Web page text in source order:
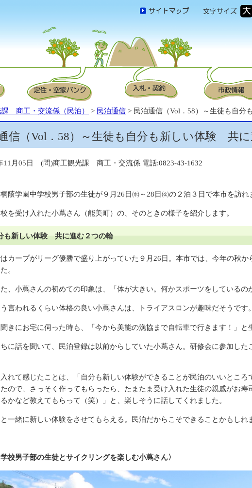
課 商工・交流係（民泊） > 民泊通信 > 民泊通信（Vol．58）～生徒も自
信（Vol．58）～生徒も自分も新しい体験 共に
11月05日 (問)商工観光課 商工・交流係 電話:0823-43-1632
蔭学園中学校男子部の生徒が９月26日㈬～28日㈮の２泊３日で本市を訪れ
を受け入れた小蔦さん（能美町）の、そのときの様子を紹介します。
も新しい体験 共に進む２つの輪
カープがリーグ優勝で盛り上がっていた９月26日。本市では、今年の秋
。
、小蔦さんの初めての印象は、「体が大きい。何かスポーツをしているの
言われるくらい体格の良い小蔦さんは、トライアスロンが趣味だそうです。
きにお宅に伺った時も、「今から美能の漁協まで自転車で行きます！」
に話を聞いて、民泊登録は以前からしていた小蔦さん。研修会に参加し
れて感じたことは、「自分も新しい体験ができることが民泊のいいとこ
ので、さっそく作ってもらったら、たまたま受け入れた生徒の親戚がお
かなど教えてもらって（笑）」と、楽しそうに話してくれました。
一緒に新しい体験をさせてもらえる。民泊だからこそできることかもしれ
学校男子部の生徒とサイクリングを楽しむ小蔦さん〉